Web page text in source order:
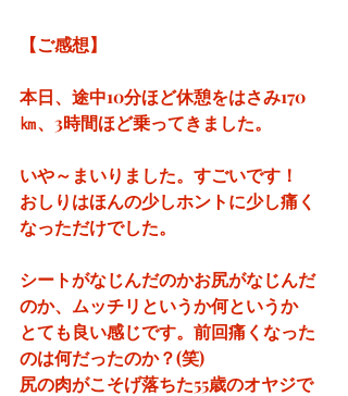
【ご感想】
本日、途中10分ほど休憩をはさみ170
㎞、3時間ほど乗ってきました。
いや～まいりました。すごいです！
おしりはほんの少しホントに少し痛く
なっただけでした。
シートがなじんだのかお尻がなじんだ
のか、ムッチリというか何というか
とても良い感じです。前回痛くなった
のは何だったのか？(笑)
尻の肉がこそげ落ちた55歳のオヤジで